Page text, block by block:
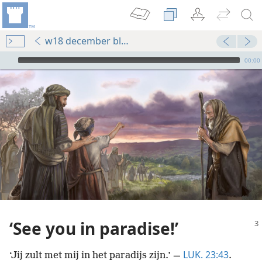
w18 december blz. 3-7
Audio Player
00:00
‘See you in paradise!’
‘Jij zult met mij in het paradijs zijn.’ — LUK. 23:43.